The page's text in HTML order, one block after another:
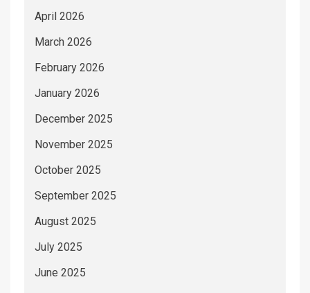
April 2026
March 2026
February 2026
January 2026
December 2025
November 2025
October 2025
September 2025
August 2025
July 2025
June 2025